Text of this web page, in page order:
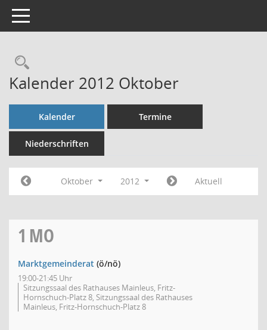
Toggle navigation
Rechercheauswahl
Kalender 2012 Oktober
Kalender Termine
Niederschriften
Oktober 2012 Aktuell
1 MO
Marktgemeinderat (ö/nö)
19:00-21:45 Uhr
Sitzungssaal des Rathauses Mainleus, Fritz-
Hornschuch-Platz 8, Sitzungssaal des Rathauses
Mainleus, Fritz-Hornschuch-Platz 8